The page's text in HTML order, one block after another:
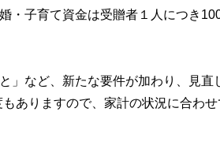
・子育て資金は受贈者１人につき
」など、新たな要件が加わり、見直
ありますので、家計の状況に合わせ